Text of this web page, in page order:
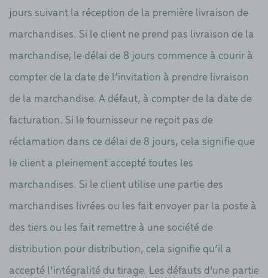
jours suivant la réception de la première livraison de
marchandises. Si le client ne prend pas livraison de la
marchandise, le délai de 8 jours commence à courir à
compter de la date de l’invitation à prendre livraison
de la marchandise. A défaut, à compter de la date de
facturation. Si le fournisseur ne reçoit pas de
réclamation dans ce délai de 8 jours, cela signifie que
le client a pleinement accepté toutes les
marchandises. Si le client utilise une partie des
marchandises livrées ou les fait envoyer par la poste à
des tiers ou les fait remettre à une société de
distribution pour distribution, cela signifie qu’il a
accepté l’intégralité du tirage. Les défauts d’une partie